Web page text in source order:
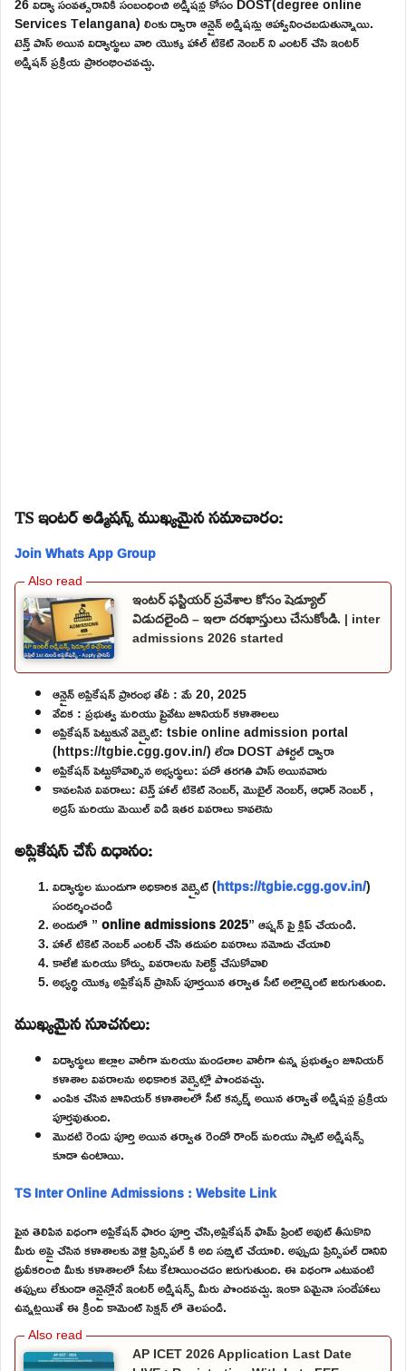
Services Telangana) లింకు ద్వారా ఆన్లైన్ అడ్మిషన్లు ఆహ్వానించబడుతున్నాయి.
టెన్త్ పాస్ అయిన విద్యార్థులు వారి యొక్క హాల్ టికెట్ నెంబర్ ని ఎంటర్ చేసి ఇంటర్
అడ్మిషన్ ప్రక్రియ ప్రారంభించవచ్చు.
TS ఇంటర్ అడ్మిషన్స్ ముఖ్యమైన సమాచారం:
Join Whats App Group
ఇంటర్ ఫస్టియర్ ప్రవేశాల కోసం షెడ్యూల్
విడుదలైంది – ఇలా దరఖాస్తులు చేసుకోండి. | inter
admissions 2026 started
ఆన్లైన్ అప్లికేషన్ ప్రారంభ తేదీ : మే 20, 2025
వేదిక : ప్రభుత్వ మరియు ప్రైవేటు జూనియర్ కళాశాలలు
అప్లికేషన్ పెట్టుకునే వెబ్సైట్: tsbie online admission portal
(https://tgbie.cgg.gov.in/) లేదా DOST పోర్టల్ ద్వారా
అప్లికేషన్ పెట్టుకోవాల్సిన అభ్యర్థులు: పదో తరగతి పాస్ అయినవారు
కావలసిన వివరాలు: టెన్త్ హాల్ టికెట్ నెంబర్, మొబైల్ నెంబర్, ఆధార్ నెంబర్ ,
అడ్రస్ మరియు మెయిల్ ఐడి ఇతర వివరాలు కావలెను
అప్లికేషన్ చేసే విధానం:
విద్యార్థుల ముందుగా అధికారిక వెబ్సైట్ (https://tgbie.cgg.gov.in/)
సందర్శించండి
అందులో ”online admissions 2025” ఆప్షన్ పై క్లిప్ చేయండి.
హాల్ టికెట్ నెంబర్ ఎంటర్ చేసి తదుపరి వివరాలు నమోదు చేయాలి
కాలేజీ మరియు కోర్సు వివరాలను సెలెక్ట్ చేసుకోవాలి
అభ్యర్థి యొక్క అప్లికేషన్ ప్రాసెస్ పూర్తయిన తర్వాత సీట్ అల్లౌట్మెంట్ జరుగుతుంది.
ముఖ్యమైన సూచనలు:
విద్యార్థులు జిల్లాల వారీగా మరియు మండలాల వారీగా ఉన్న ప్రభుత్వం జూనియర్
కళాశాల వివరాలను అధికారిక వెబ్సైట్లో పొందవచ్చు.
ఎంపిక చేసిన జూనియర్ కళాశాలలో సీట్ కన్ఫర్మ్ అయిన తర్వాతే అడ్మిషన్ల ప్రక్రియ
పూర్తవుతుంది.
మొదటి రెండు పూర్తి అయిన తర్వాత రెండో రౌండ్ మరియు స్పాట్ అడ్మిషన్స్
కూడా ఉంటాయి.
TS Inter Online Admissions : Website Link
పైన తెలిపిన విధంగా అప్లికేషన్ ఫారం పూర్తి చేసి,అప్లికేషన్ ఫామ్ ప్రింట్ అవుట్ తీసుకొని
మీరు అప్లై చేసిన కళాశాలకు వెళ్లి ప్రిన్సిపల్ కి అది సబ్మిట్ చేయాలి. అప్పుడు ప్రిన్సిపల్ దానిని
ధ్రువీకరించి మీకు కళాశాలలో సీటు కేటాయించడం జరుగుతుంది. ఈ విధంగా ఎటువంటి
తప్పులు లేకుండా ఆన్లైన్లోనే ఇంటర్ అడ్మిషన్స్ మీరు పొందవచ్చు. ఇంకా ఏమైనా సందేహాలు
ఉన్నట్లయితే ఈ క్రింది కామెంట్ సెక్షన్ లో తెలపండి.
AP ICET 2026 Application Last Date